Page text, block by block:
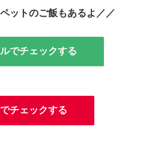
ットのご飯もあるよ／／
でチェックする
チェックする